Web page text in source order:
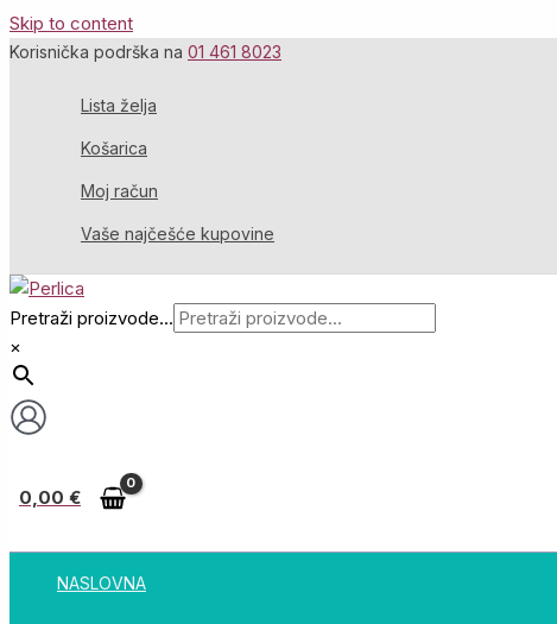
Skip to content
Korisnička podrška na 01 461 8023
Lista želja
Košarica
Moj račun
Vaše najčešće kupovine
Pretraži proizvode...
×
0,00 €
NASLOVNA